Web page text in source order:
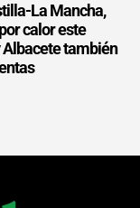
La Mancha,
calor este
Albacete también